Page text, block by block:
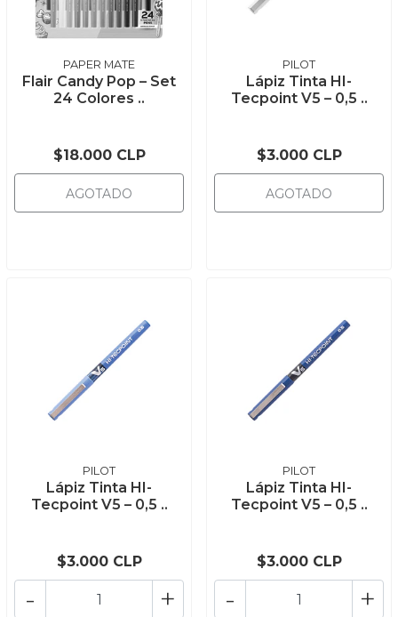
PAPER MATE
Flair Candy Pop – Set
24 Colores ..
$18.000 CLP
AGOTADO
PILOT
Lápiz Tinta HI-
Tecpoint V5 – 0,5 ..
$3.000 CLP
AGOTADO
PILOT
Lápiz Tinta HI-
Tecpoint V5 – 0,5 ..
$3.000 CLP
+
-
PILOT
Lápiz Tinta HI-
Tecpoint V5 – 0,5 ..
$3.000 CLP
+
-